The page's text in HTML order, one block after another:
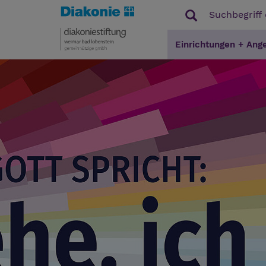
Einrichtungen +